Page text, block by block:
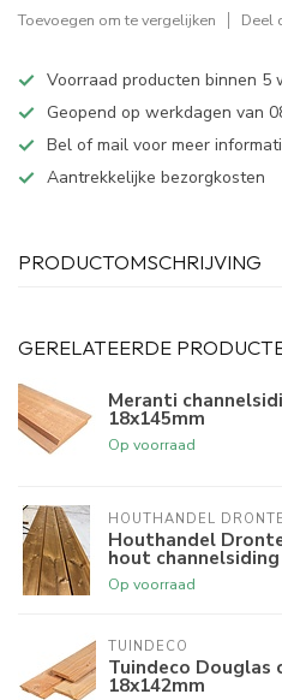
Toevoegen om te vergelijken Deel
Voorraad producten binnen 5
Geopend op werkdagen van
Bel of mail voor meer
Aantrekkelijke bezorgkosten
PRODUCTOMSCHRIJVING
GERELATEERDE
Meranti
18x145mm
Op voorraad
HOUTHANDEL
Houthandel
hout
Op voorraad
TUINDECO
Tuindeco Douglas
18x142mm